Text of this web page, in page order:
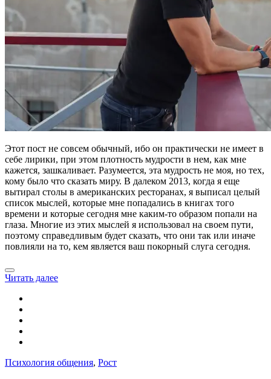
Этот пост не совсем обычный, ибо он практически не имеет в
себе лирики, при этом плотность мудрости в нем, как мне
кажется, зашкаливает. Разумеется, эта мудрость не моя, но тех,
кому было что сказать миру. В далеком 2013, когда я еще
вытирал столы в американских ресторанах, я выписал целый
список мыслей, которые мне попадались в книгах того
времени и которые сегодня мне каким-то образом попали на
глаза. Многие из этих мыслей я использовал на своем пути,
поэтому справедливым будет сказать, что они так или иначе
повлияли на то, кем является ваш покорный слуга сегодня.
Читать далее
Психология общения, Рост